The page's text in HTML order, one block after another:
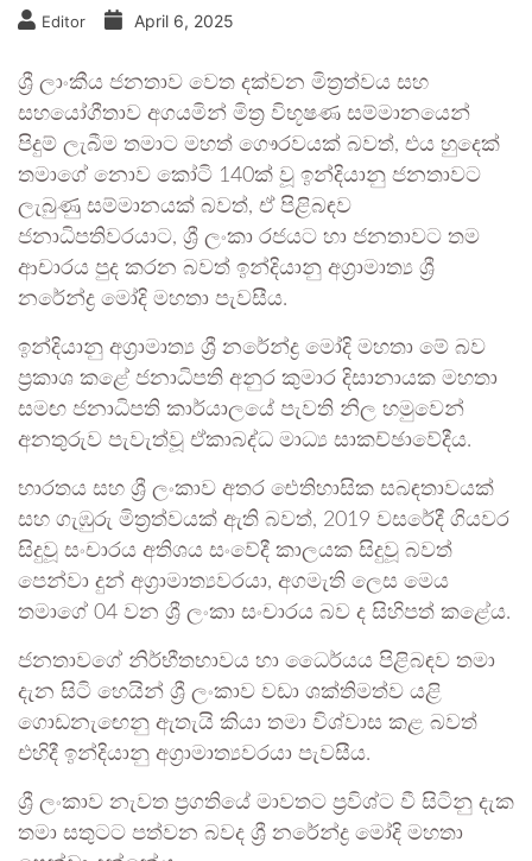
Editor April 6, 2025
ශ්‍රී ලාංකීය ජනතාව වෙත දක්වන මිත්‍රත්වය සහ
සහයෝගීතාව අගයමින් මිත්‍ර විභූෂණ සම්මානයෙන්
පිදුම් ලැබීම තමාට මහත් ගෞරවයක් බවත්, එය හුදෙක්
තමාගේ නොව කෝටි 140ක් වූ ඉන්දියානු ජනතාවට
ලැබුණු සම්මානයක් බවත්, ඒ පිළිබඳව
ජනාධිපතිවරයාට, ශ්‍රී ලංකා රජයට හා ජනතාවට තම
ආචාරය පුද කරන බවත් ඉන්දියානු අග්‍රාමාත්‍ය ශ්‍රී
නරේන්ද්‍ර මෝදි මහතා පැවසීය.
ඉන්දියානු අග්‍රාමාත්‍ය ශ්‍රී නරේන්ද්‍ර මෝදි මහතා මේ බව
ප්‍රකාශ කළේ ජනාධිපති අනුර කුමාර දිසානායක මහතා
සමඟ ජනාධිපති කාර්යාලයේ පැවති නිල හමුවෙන්
අනතුරුව පැවැත්වූ ඒකාබද්ධ මාධ්‍ය සාකච්ඡාවේදීය.
භාරතය සහ ශ්‍රී ලංකාව අතර ඓතිහාසික සබඳතාවයක්
සහ ගැඹුරු මිත්‍රත්වයක් ඇති බවත්, 2019 වසරේදී ගියවර
සිදුවූ සංචාරය අතිශය සංවේදී කාලයක සිදුවූ බවත්
පෙන්වා දුන් අග්‍රාමාත්‍යවරයා, අගමැති ලෙස මෙය
තමාගේ 04 වන ශ්‍රී ලංකා සංචාරය බව ද සිහිපත් ක‍ළේය.
ජනතාව‌ගේ නිර්භීතභාවය හා ධෛර්යය පිළිබඳව තමා
දැන සිටි හෙයින් ශ්‍රී ලංකාව වඩා ශක්තිමත්ව යළි
ගොඩනැඟෙනු ඇතැයි කියා තමා විශ්වාස කළ බවත්
එහිදී ඉන්දියානු අග්‍රාමාත්‍යවරයා පැවසීය.
ශ්‍රී ලංකාව නැවත ප්‍රගතියේ මාවතට ප්‍රවිශ්ට වී සිටිනු දැක
තමා සතුටට පත්වන බවද ශ්‍රී නරේන්ද්‍ර මෝදි මහතා